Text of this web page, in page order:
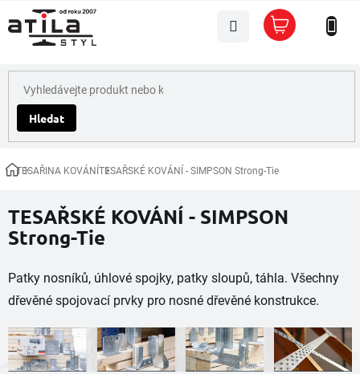
na
obsah
Hledat
Nákupní
košík
DomůTESAŘINA KOVÁNÍTESAŘSKÉ KOVÁNÍ - SIMPSON Strong-Tie
TESAŘSKÉ KOVÁNÍ - SIMPSON
Strong-Tie
Patky nosníků, úhlové spojky, patky sloupů, táhla. Všechny
dřevěné spojovací prvky pro nosné dřevěné konstrukce.